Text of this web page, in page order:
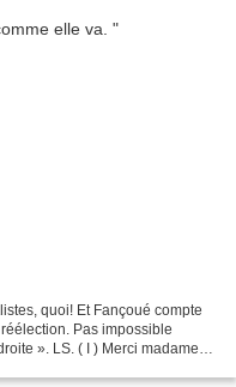
quoi! Et Fançoué compte
Pas impossible
». LS. ( I ) Merci madame